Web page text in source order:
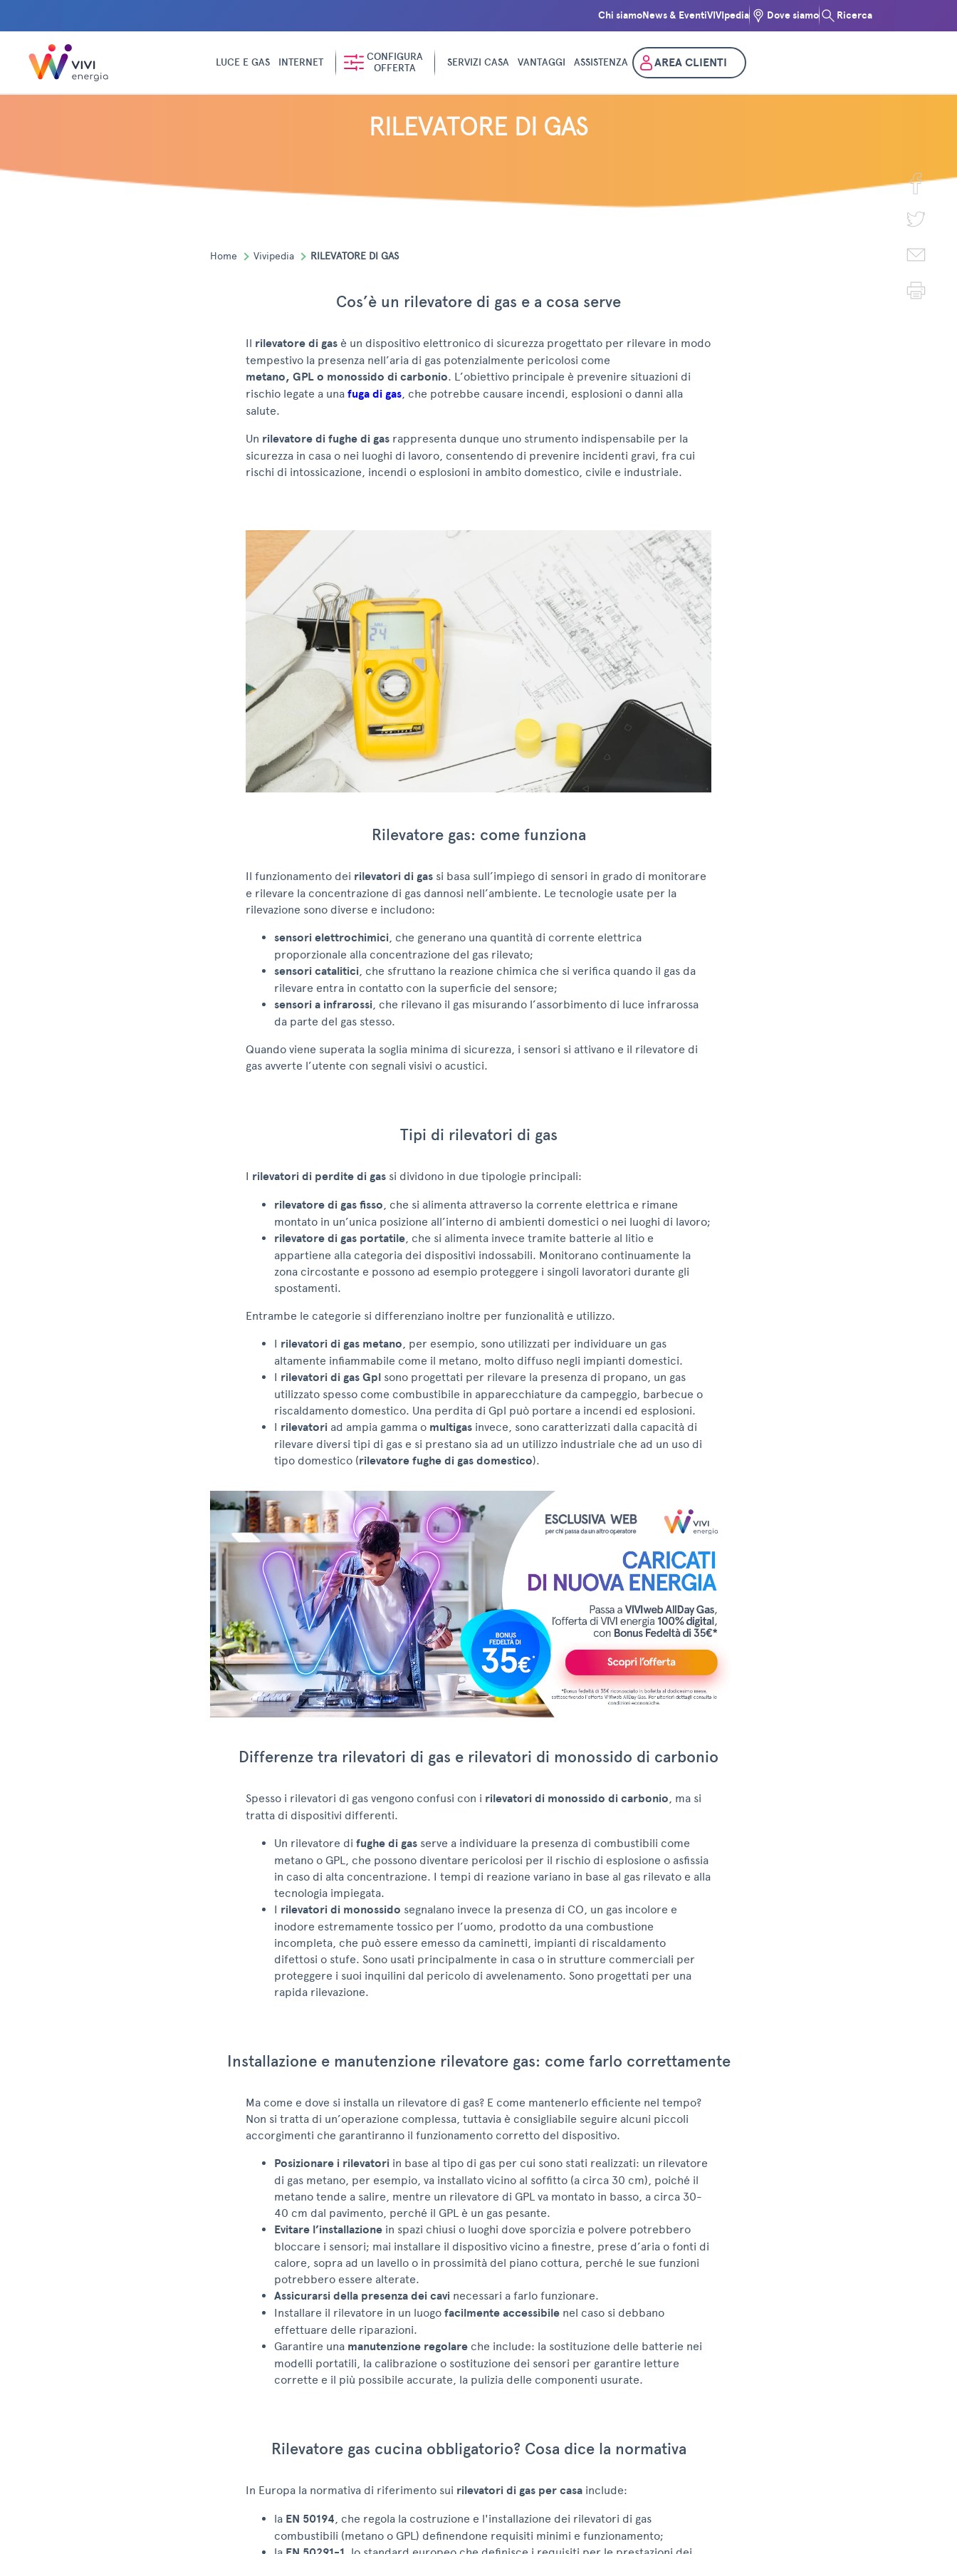
Chi siamoNews & EventiVIVIpedia Dove siamo Ricerca
LUCE E GAS INTERNET
CONFIGURA
OFFERTA
SERVIZI CASA VANTAGGI ASSISTENZA AREA CLIENTI
RILEVATORE DI GAS
Home Vivipedia RILEVATORE DI GAS
Cos’è un rilevatore di gas e a cosa serve
Il rilevatore di gas è un dispositivo elettronico di sicurezza progettato per rilevare in modo
tempestivo la presenza nell’aria di gas potenzialmente pericolosi come
metano, GPL o monossido di carbonio. L’obiettivo principale è prevenire situazioni di
rischio legate a una fuga di gas, che potrebbe causare incendi, esplosioni o danni alla
salute.
Un rilevatore di fughe di gas rappresenta dunque uno strumento indispensabile per la
sicurezza in casa o nei luoghi di lavoro, consentendo di prevenire incidenti gravi, fra cui
rischi di intossicazione, incendi o esplosioni in ambito domestico, civile e industriale.
Rilevatore gas: come funziona
Il funzionamento dei rilevatori di gas si basa sull’impiego di sensori in grado di monitorare
e rilevare la concentrazione di gas dannosi nell’ambiente. Le tecnologie usate per la
rilevazione sono diverse e includono:
sensori elettrochimici , che generano una quantità di corrente elettrica
proporzionale alla concentrazione del gas rilevato;
sensori catalitici , che sfruttano la reazione chimica che si verifica quando il gas da
rilevare entra in contatto con la superficie del sensore;
sensori a infrarossi , che rilevano il gas misurando l’assorbimento di luce infrarossa
da parte del gas stesso.
Quando viene superata la soglia minima di sicurezza, i sensori si attivano e il rilevatore di
gas avverte l’utente con segnali visivi o acustici.
Tipi di rilevatori di gas
I rilevatori di perdite di gas si dividono in due tipologie principali:
rilevatore di gas fisso , che si alimenta attraverso la corrente elettrica e rimane
montato in un’unica posizione all’interno di ambienti domestici o nei luoghi di lavoro;
rilevatore di gas portatile , che si alimenta invece tramite batterie al litio e
appartiene alla categoria dei dispositivi indossabili. Monitorano continuamente la
zona circostante e possono ad esempio proteggere i singoli lavoratori durante gli
spostamenti.
Entrambe le categorie si differenziano inoltre per funzionalità e utilizzo.
I rilevatori di gas metano , per esempio, sono utilizzati per individuare un gas
altamente infiammabile come il metano, molto diffuso negli impianti domestici.
I rilevatori di gas Gpl sono progettati per rilevare la presenza di propano, un gas
utilizzato spesso come combustibile in apparecchiature da campeggio, barbecue o
riscaldamento domestico. Una perdita di Gpl può portare a incendi ed esplosioni.
I rilevatori ad ampia gamma o multigas invece, sono caratterizzati dalla capacità di
rilevare diversi tipi di gas e si prestano sia ad un utilizzo industriale che ad un uso di
tipo domestico (rilevatore fughe di gas domestico).
Differenze tra rilevatori di gas e rilevatori di monossido di carbonio
Spesso i rilevatori di gas vengono confusi con i rilevatori di monossido di carbonio, ma si
tratta di dispositivi differenti.
Un rilevatore di fughe di gas serve a individuare la presenza di combustibili come
metano o GPL, che possono diventare pericolosi per il rischio di esplosione o asfissia
in caso di alta concentrazione. I tempi di reazione variano in base al gas rilevato e alla
tecnologia impiegata.
I rilevatori di monossido segnalano invece la presenza di CO, un gas incolore e
inodore estremamente tossico per l’uomo, prodotto da una combustione
incompleta, che può essere emesso da caminetti, impianti di riscaldamento
difettosi o stufe. Sono usati principalmente in casa o in strutture commerciali per
proteggere i suoi inquilini dal pericolo di avvelenamento. Sono progettati per una
rapida rilevazione.
Installazione e manutenzione rilevatore gas: come farlo correttamente
Ma come e dove si installa un rilevatore di gas? E come mantenerlo efficiente nel tempo?
Non si tratta di un’operazione complessa, tuttavia è consigliabile seguire alcuni piccoli
accorgimenti che garantiranno il funzionamento corretto del dispositivo.
Posizionare i rilevatori in base al tipo di gas per cui sono stati realizzati: un rilevatore
di gas metano, per esempio, va installato vicino al soffitto (a circa 30 cm), poiché il
metano tende a salire, mentre un rilevatore di GPL va montato in basso, a circa 30-
40 cm dal pavimento, perché il GPL è un gas pesante.
Evitare l’installazione in spazi chiusi o luoghi dove sporcizia e polvere potrebbero
bloccare i sensori; mai installare il dispositivo vicino a finestre, prese d’aria o fonti di
calore, sopra ad un lavello o in prossimità del piano cottura, perché le sue funzioni
potrebbero essere alterate.
Assicurarsi della presenza dei cavi necessari a farlo funzionare.
Installare il rilevatore in un luogo facilmente accessibile nel caso si debbano
effettuare delle riparazioni.
Garantire una manutenzione regolare che include: la sostituzione delle batterie nei
modelli portatili, la calibrazione o sostituzione dei sensori per garantire letture
corrette e il più possibile accurate, la pulizia delle componenti usurate.
Rilevatore gas cucina obbligatorio? Cosa dice la normativa
In Europa la normativa di riferimento sui rilevatori di gas per casa include:
la EN 50194, che regola la costruzione e l'installazione dei rilevatori di gas
combustibili (metano o GPL) definendone requisiti minimi e funzionamento;